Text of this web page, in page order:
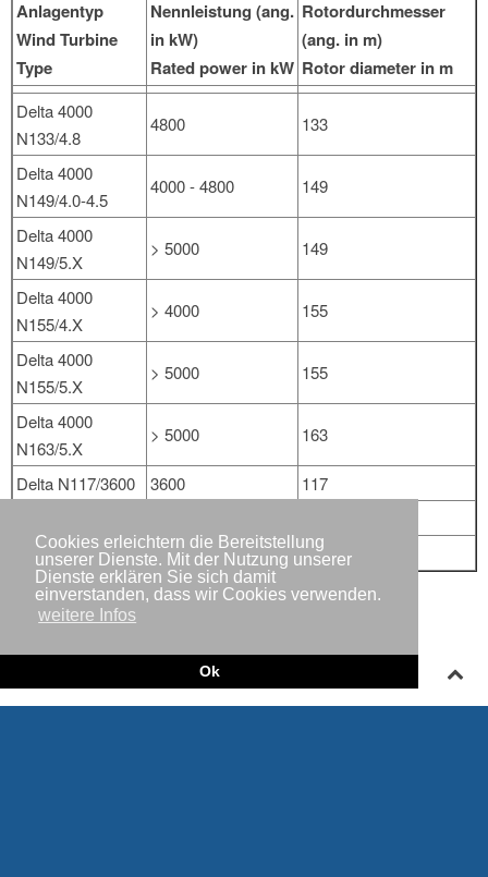
Cookies erleichtern die Bereitstellung
unserer Dienste. Mit der Nutzung unserer
Dienste erklären Sie sich damit
einverstanden, dass wir Cookies verwenden.
weitere Infos
Ok
Anlagentyp
Wind Turbine
Type
Nennleistung (ang.
in kW)
Rated power in kW
Rotordurchmesser
(ang. in m)
Rotor diameter in m
Delta 4000
N133/4.8
4800 133
Delta 4000
N149/4.0-4.5
4000 - 4800 149
Delta 4000
N149/5.X
> 5000 149
Delta 4000
N155/4.X
> 4000 155
Delta 4000
N155/5.X
> 5000 155
Delta 4000
N163/5.X
> 5000 163
Delta N117/3600 3600
117
Delta N131/3900
3900
131
Weitere Informationen zu Nordex SE